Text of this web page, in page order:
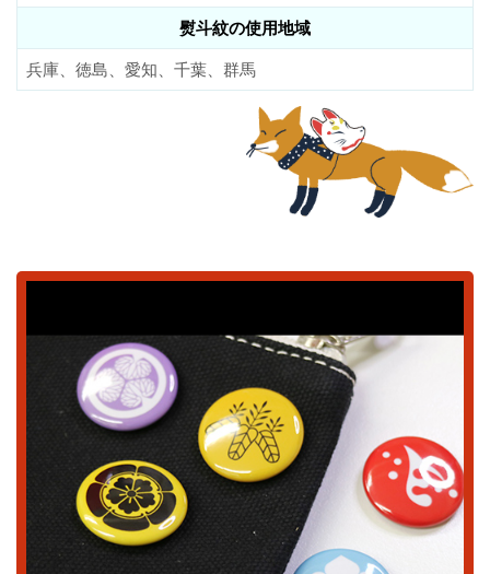
熨斗紋の使用地域
兵庫、徳島、愛知、千葉、群馬